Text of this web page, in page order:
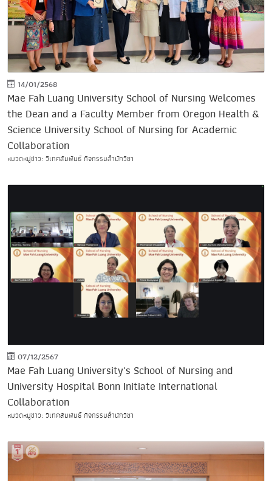
14/01/2568
Mae Fah Luang University School of Nursing Welcomes
the Dean and a Faculty Member from Oregon Health &
Science University School of Nursing for Academic
Collaboration
หมวดหมู่ข่าว: วิเทศสัมพันธ์ กิจกรรมสำนักวิชา
07/12/2567
Mae Fah Luang University's School of Nursing and
University Hospital Bonn Initiate International
Collaboration
หมวดหมู่ข่าว: วิเทศสัมพันธ์ กิจกรรมสำนักวิชา